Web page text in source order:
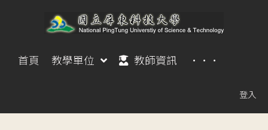
首頁 教學單位 教師資訊 ···
登入